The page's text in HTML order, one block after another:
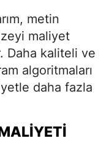
metin
maliyet
Daha kaliteli ve
algoritmaları
daha fazla